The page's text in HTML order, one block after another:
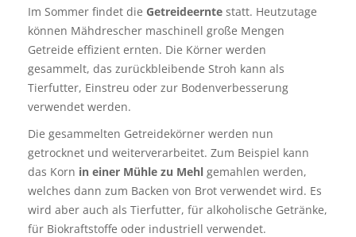
Im Sommer findet die Getreideernte statt. Heutzutage
können Mähdrescher maschinell große Mengen
Getreide effizient ernten. Die Körner werden
gesammelt, das zurückbleibende Stroh kann als
Tierfutter, Einstreu oder zur Bodenverbesserung
verwendet werden.
Die gesammelten Getreidekörner werden nun
getrocknet und weiterverarbeitet. Zum Beispiel kann
das Korn in einer Mühle zu Mehl gemahlen werden,
welches dann zum Backen von Brot verwendet wird. Es
wird aber auch als Tierfutter, für alkoholische Getränke,
für Biokraftstoffe oder industriell verwendet.